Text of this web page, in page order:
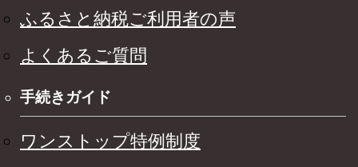
ふるさと納税ご利用者の声
よくあるご質問
手続きガイド
ワンストップ特例制度